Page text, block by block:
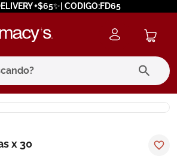
+$65✨| CODIGO:FD65
x 30
buscados